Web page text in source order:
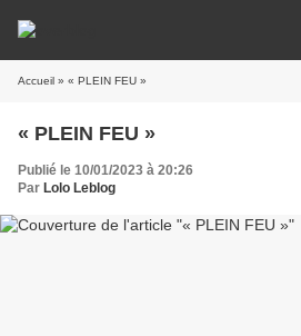
Accueil » « PLEIN FEU »
« PLEIN FEU »
Publié le 10/01/2023 à 20:26
Par Lolo Leblog